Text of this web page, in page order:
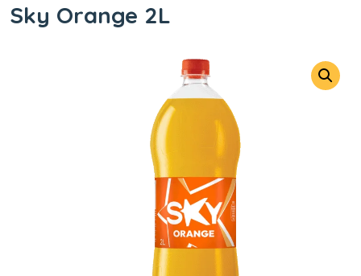
Sky Orange 2L